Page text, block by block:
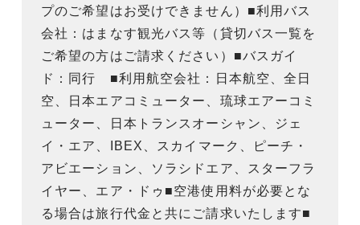
プのご希望はお受けできません）■利用バス
会社：はまなす観光バス等（貸切バス一覧を
ご希望の方はご請求ください）■バスガイ
ド：同行 ■利用航空会社：日本航空、全日
空、日本エアコミューター、琉球エアーコミ
ューター、日本トランスオーシャン、ジェ
イ・エア、IBEX、スカイマーク、ピーチ・
アビエーション、ソラシドエア、スターフラ
イヤー、エア・ドゥ■空港使用料が必要とな
る場合は旅行代金と共にご請求いたします■